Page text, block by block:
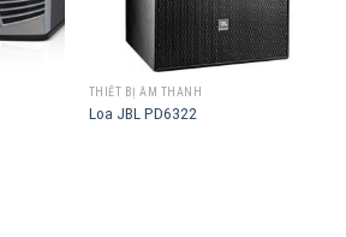
THIẾT BỊ ÂM THANH
Loa JBL PD6322